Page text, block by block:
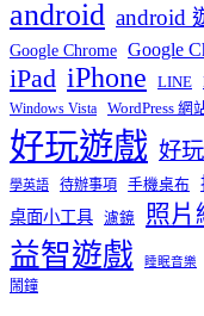
android android
Google Chrome Google
iPad iPhone LINE
Windows Vista WordPress 網
好玩遊戲 好
學英語 待辦事項 手機桌布
桌面小工具 濾鏡 照片
益智遊戲 睡眠音樂
鬧鐘